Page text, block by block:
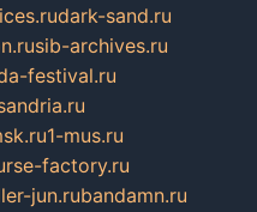
dark-sand.ru
sib-archives.ru
festival.ru
1-mus.ru
factory.ru
jun.rubandamn.ru